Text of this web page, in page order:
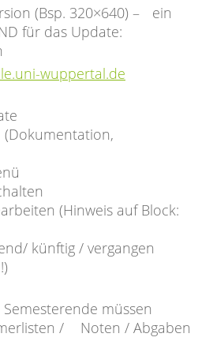
(Bsp. 320×640) – ein
für das Update:
wuppertal.de
(Hinweis auf Block:
künftig / vergangen
müssen
/ Noten / Abgaben